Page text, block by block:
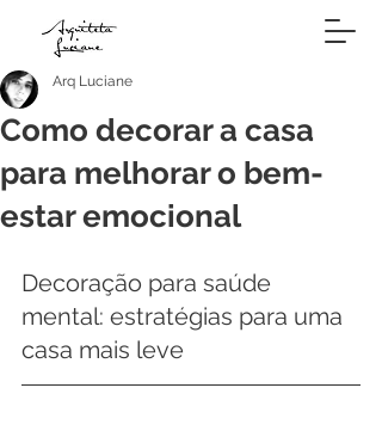
Como decorar a casa
para melhorar o bem-
estar emocional
Arq Luciane
Decoração para saúde
mental: estratégias para uma
casa mais leve